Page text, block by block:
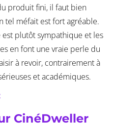
produit fini, il faut bien
tel méfait est fort agréable.
est plutôt sympathique et les
en font une vraie perle du
à revoir, contrairement à
et académiques.
CinéDweller